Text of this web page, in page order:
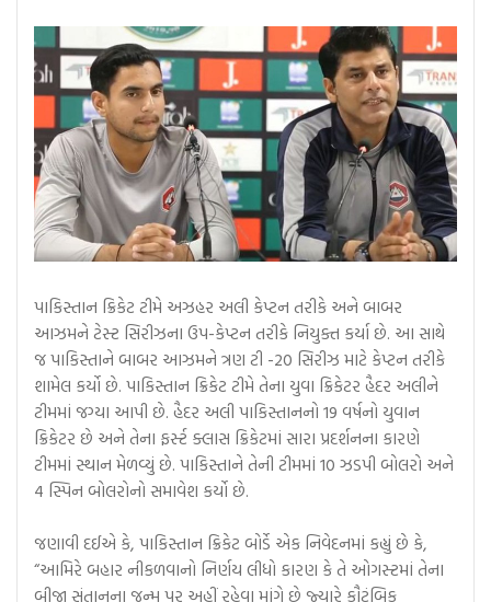
પાકિસ્તાન ક્રિકેટ ટીમે અઝહર અલી કેપ્ટન તરીકે અને બાબર
આઝમને ટેસ્ટ સિરીઝના ઉપ-કેપ્ટન તરીકે નિયુક્ત કર્યા છે. આ સાથે
જ પાકિસ્તાને બાબર આઝમને ત્રણ ટી -20 સિરીઝ માટે કેપ્ટન તરીકે
શામેલ કર્યો છે. પાકિસ્તાન ક્રિકેટ ટીમે તેના યુવા ક્રિકેટર હૈદર અલીને
ટીમમાં જગ્યા આપી છે. હૈદર અલી પાકિસ્તાનનો 19 વર્ષનો યુવાન
ક્રિકેટર છે અને તેના ફર્સ્ટ ક્લાસ ક્રિકેટમાં સારા પ્રદર્શનના કારણે
ટીમમાં સ્થાન મેળવ્યું છે. પાકિસ્તાને તેની ટીમમાં 10 ઝડપી બોલરો અને
4 સ્પિન બોલરોનો સમાવેશ કર્યો છે.
જણાવી દઈએ કે, પાકિસ્તાન ક્રિકેટ બોર્ડે એક નિવેદનમાં કહ્યું છે કે,
“આમિરે બહાર નીકળવાનો નિર્ણય લીધો કારણ કે તે ઓગસ્ટમાં તેના
બીજા સંતાનના જન્મ પર અહીં રહેવા માંગે છે જ્યારે કૌટુંબિક